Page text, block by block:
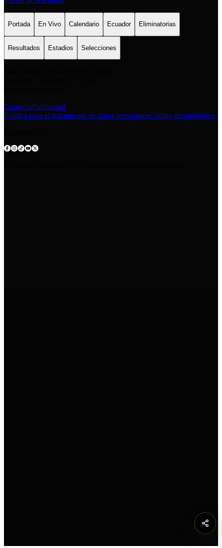
Portada En Vivo Calendario Ecuador Eliminatorias
Resultados Estadios Selecciones
ContactoPublicidad
Política para el tratamiento de datos personalesCódigo deontológico